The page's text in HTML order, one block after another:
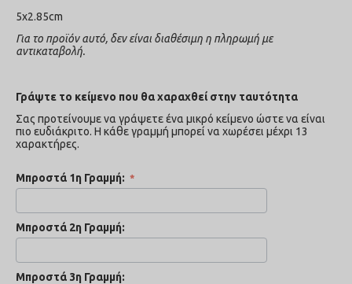
5x2.85cm
Για το προϊόν αυτό, δεν είναι διαθέσιμη η πληρωμή με
αντικαταβολή.
Γράψτε το κείμενο που θα χαραχθεί στην ταυτότητα
Σας προτείνουμε να γράψετε ένα μικρό κείμενο ώστε να είναι
πιο ευδιάκριτο. Η κάθε γραμμή μπορεί να χωρέσει μέχρι 13
χαρακτήρες.
Μπροστά 1η Γραμμή:
Μπροστά 2η Γραμμή:
Μπροστά 3η Γραμμή: